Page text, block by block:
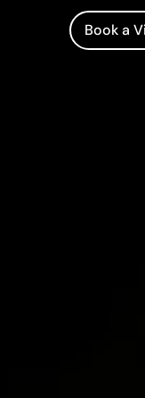
Book a